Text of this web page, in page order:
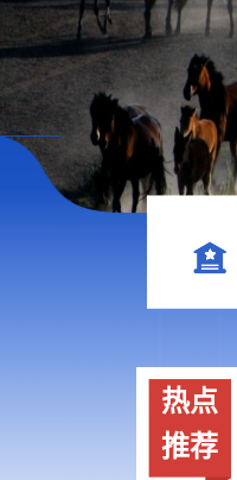
热点
推荐